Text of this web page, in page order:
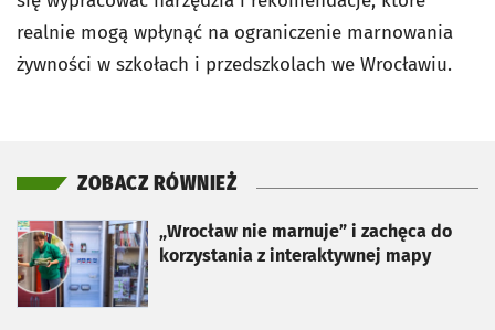
realnie mogą wpłynąć na ograniczenie marnowania
żywności w szkołach i przedszkolach we Wrocławiu.
ZOBACZ RÓWNIEŻ
„Wrocław nie marnuje” i zachęca do
korzystania z interaktywnej mapy
otworzy się w nowej karcie